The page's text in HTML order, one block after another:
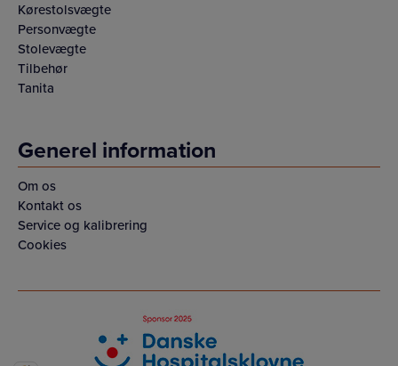
Kørestolsvægte
Personvægte
Stolevægte
Tilbehør
Tanita
Generel information
Om os
Kontakt os
Service og kalibrering
Cookies